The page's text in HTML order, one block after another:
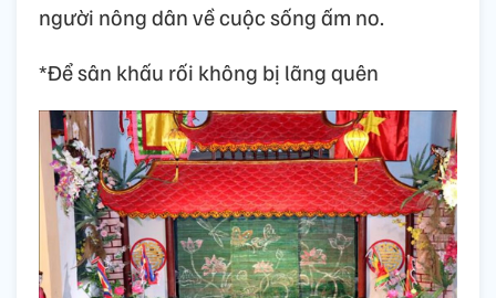
người nông dân về cuộc sống ấm no.
*Để sân khấu rối không bị lãng quên